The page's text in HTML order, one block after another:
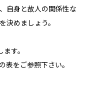
自身と故人の関係性な
決めましょう。
す。
表をご参照下さい。